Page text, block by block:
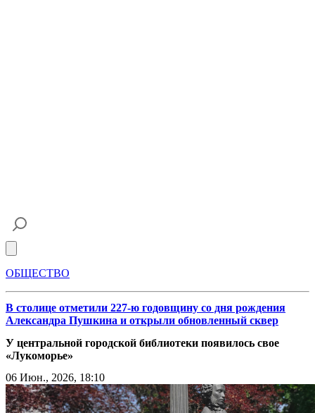
ОБЩЕСТВО
В столице отметили 227-ю годовщину со дня рождения
Александра Пушкина и открыли обновленный сквер
У центральной городской библиотеки появилось свое
«Лукоморье»
06 Июн., 2026, 18:10